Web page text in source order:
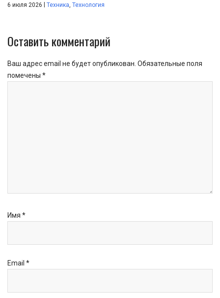
6 июля 2026 | Техника Технология
Оставить комментарий
Ваш адрес email не будет опубликован. Обязательные поля
помечены *
Имя *
Email *